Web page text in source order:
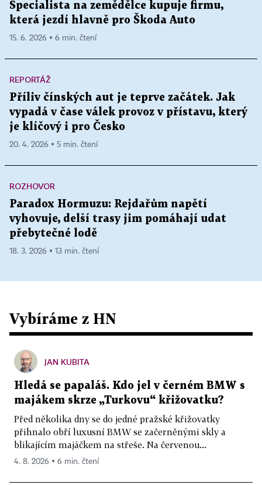
Specialista na zemědělce kupuje firmu,
která jezdí hlavně pro Škoda Auto
15. 6. 2026 ▪ 6 min. čtení
REPORTÁŽ
Příliv čínských aut je teprve začátek. Jak
vypadá v čase válek provoz v přístavu, který
je klíčový i pro Česko
20. 4. 2026 ▪ 5 min. čtení
ROZHOVOR
Paradox Hormuzu: Rejdařům napětí
vyhovuje, delší trasy jim pomáhají udat
přebytečné lodě
18. 3. 2026 ▪ 13 min. čtení
Vybíráme z HN
JAN KUBITA
Hledá se papaláš. Kdo jel v černém BMW s
majákem skrze „Turkovu“ křižovatku?
Před několika dny se do jedné pražské křižovatky
přihnalo obří luxusní BMW se začerněnými skly a
blikajícím majáčkem na střeše. Na červenou...
4. 8. 2026 ▪ 6 min. čtení